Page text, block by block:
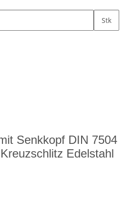
Stk
Senkkopf DIN 7504
Edelstahl